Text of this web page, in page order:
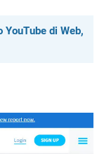
YouTube di Web,